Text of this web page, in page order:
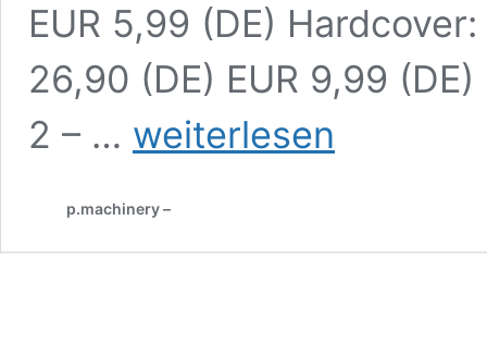
EUR 5,99 (DE)
26,90 (DE) EUR 9,99
2 – …
Ray,
Unvernünftigen
weiterlesen
p.machinery –